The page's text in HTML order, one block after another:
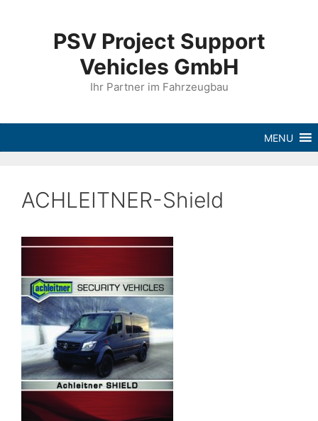
PSV Project Support
Vehicles GmbH
Ihr Partner im Fahrzeugbau
MENU
ACHLEITNER-Shield